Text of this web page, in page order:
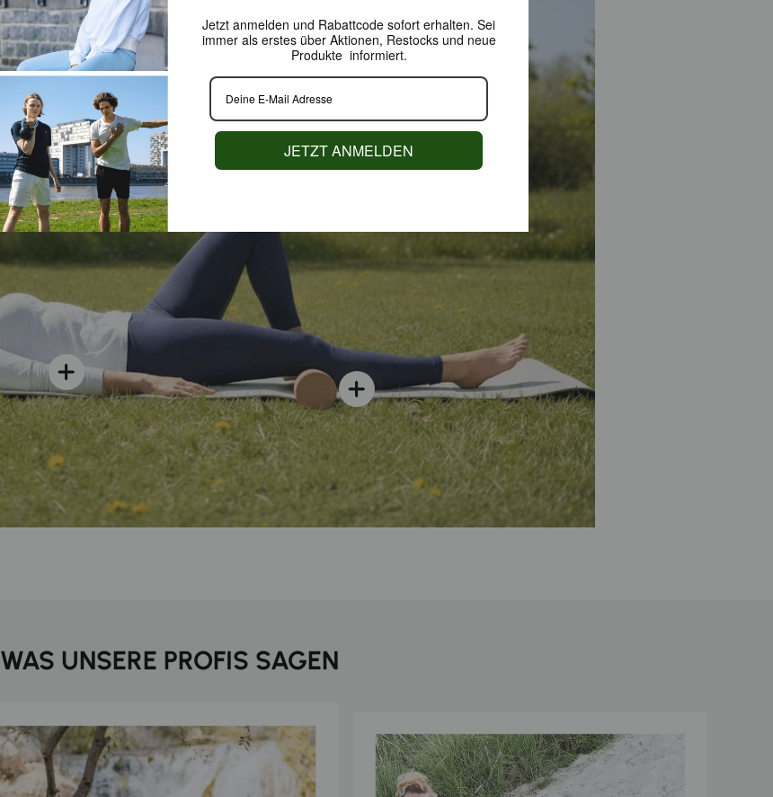
WAS UNSERE PROFIS SAGEN
Jetzt anmelden und Rabattcode sofort erhalten. Sei
immer als erstes über Aktionen, Restocks und neue
Produkte informiert.
JETZT ANMELDEN